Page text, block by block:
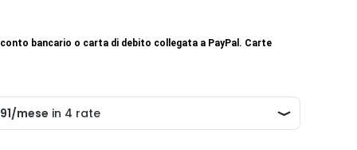
conto bancario o carta di debito collegata a PayPal. Carte